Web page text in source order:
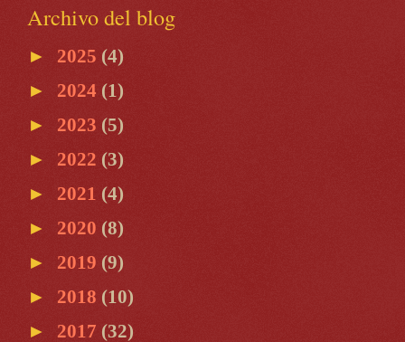
Archivo del blog
► 2025 (4)
► 2024 (1)
► 2023 (5)
► 2022 (3)
► 2021 (4)
► 2020 (8)
► 2019 (9)
► 2018 (10)
► 2017 (32)